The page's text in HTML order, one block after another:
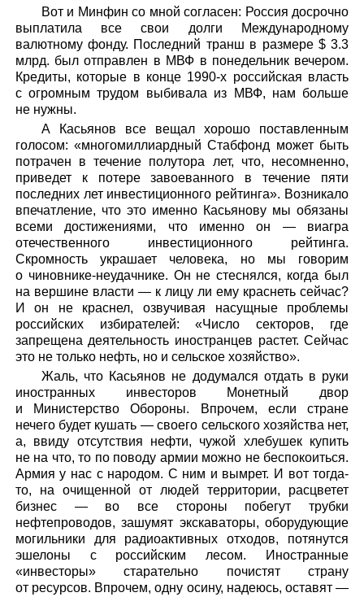
Вот и Минфин со мной согласен: Россия досрочно
выплатила все свои долги Международному
валютному фонду. Последний транш в размере $ 3.3
млрд. был отправлен в МВФ в понедельник вечером.
Кредиты, которые в конце 1990-х российская власть
с огромным трудом выбивала из МВФ, нам больше
не нужны.
А Касьянов все вещал хорошо поставленным
голосом: «многомиллиардный Стабфонд может быть
потрачен в течение полутора лет, что, несомненно,
приведет к потере завоеванного в течение пяти
последних лет инвестиционного рейтинга». Возникало
впечатление, что это именно Касьянову мы обязаны
всеми достижениями, что именно он — виагра
отечественного инвестиционного рейтинга.
Скромность украшает человека, но мы говорим
о чиновнике-неудачнике. Он не стеснялся, когда был
на вершине власти — к лицу ли ему краснеть сейчас?
И он не краснел, озвучивая насущные проблемы
российских избирателей: «Число секторов, где
запрещена деятельность иностранцев растет. Сейчас
это не только нефть, но и сельское хозяйство».
Жаль, что Касьянов не додумался отдать в руки
иностранных инвесторов Монетный двор
и Министерство Обороны. Впрочем, если стране
нечего будет кушать — своего сельского хозяйства нет,
а, ввиду отсутствия нефти, чужой хлебушек купить
не на что, то по поводу армии можно не беспокоиться.
Армия у нас с народом. С ним и вымрет. И вот тогда-
то, на очищенной от людей территории, расцветет
бизнес — во все стороны побегут трубки
нефтепроводов, зашумят экскаваторы, оборудующие
могильники для радиоактивных отходов, потянутся
эшелоны с российским лесом. Иностранные
«инвесторы» старательно почистят страну
от ресурсов. Впрочем, одну осину, надеюсь, оставят —